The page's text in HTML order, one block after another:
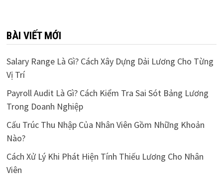
BÀI VIẾT MỚI
Salary Range Là Gì? Cách Xây Dựng Dải Lương Cho Từng
Vị Trí
Payroll Audit Là Gì? Cách Kiểm Tra Sai Sót Bảng Lương
Trong Doanh Nghiệp
Cấu Trúc Thu Nhập Của Nhân Viên Gồm Những Khoản
Nào?
Cách Xử Lý Khi Phát Hiện Tính Thiếu Lương Cho Nhân
Viên